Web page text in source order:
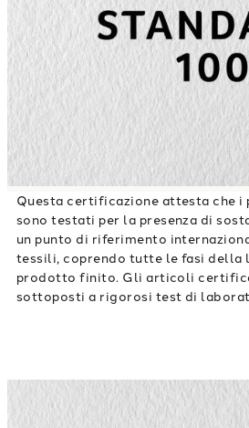
Questa certificazione attesta che
sono testati per la presenza di
un punto di riferimento
tessili, coprendo tutte le fasi della
prodotto finito. Gli articoli
sottoposti a rigorosi test di